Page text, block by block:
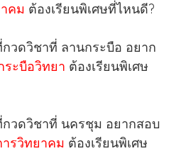
คม ต้องเรียนพิเศษที่ไหนดี?
วดวิชาที่ ลานกระบือ อยาก
ระบือวิทยา ต้องเรียนพิเศษ
วดวิชาที่ นครชุม อยากสอบ
ารวิทยาคม ต้องเรียนพิเศษ